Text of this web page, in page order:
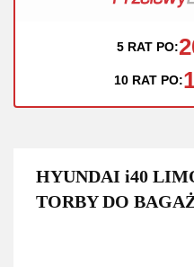
5 RAT PO:
10 RAT PO:
HYUNDAI i40
TORBY DO